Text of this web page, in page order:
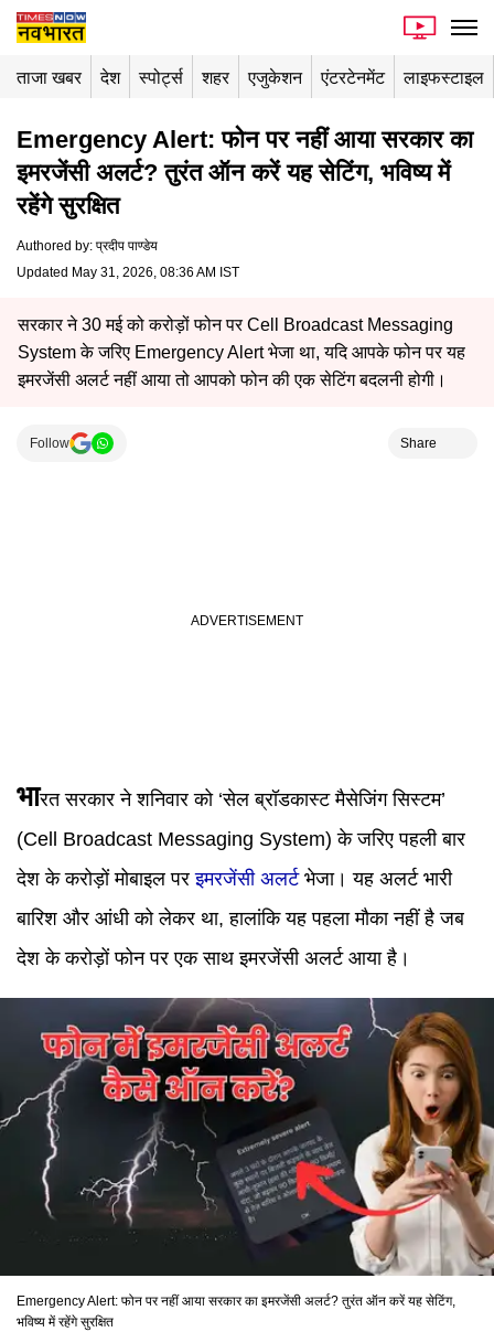
ताजा खबर देश स्पोर्ट्स शहर एजुकेशन एंटरटेनमेंट लाइफस्टाइल
Emergency Alert: फोन पर नहीं आया सरकार का
इमरजेंसी अलर्ट? तुरंत ऑन करें यह सेटिंग, भविष्य में
रहेंगे सुरक्षित
Authored by: प्रदीप पाण्डेय
Updated May 31, 2026, 08:36 AM IST
सरकार ने 30 मई को करोड़ों फोन पर Cell Broadcast Messaging
System के जरिए Emergency Alert भेजा था, यदि आपके फोन पर यह
इमरजेंसी अलर्ट नहीं आया तो आपको फोन की एक सेटिंग बदलनी होगी।
Follow Share
भारत सरकार ने शनिवार को ‘सेल ब्रॉडकास्ट मैसेजिंग सिस्टम’
(Cell Broadcast Messaging System) के जरिए पहली बार
देश के करोड़ों मोबाइल परइमरजेंसी अलर्टभेजा। यह अलर्ट भारी
बारिश और आंधी को लेकर था, हालांकि यह पहला मौका नहीं है जब
देश के करोड़ों फोन पर एक साथ इमरजेंसी अलर्ट आया है।
Emergency Alert: फोन पर नहीं आया सरकार का इमरजेंसी अलर्ट? तुरंत ऑन करें यह सेटिंग,
भविष्य में रहेंगे सुरक्षित